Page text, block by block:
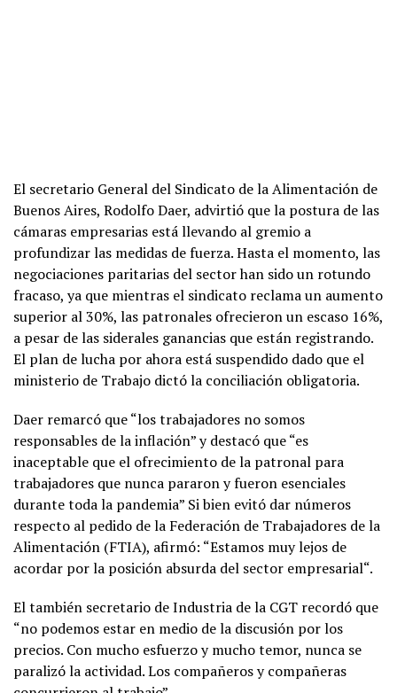
El secretario General del Sindicato de la Alimentación de
Buenos Aires, Rodolfo Daer, advirtió que la postura de las
cámaras empresarias está llevando al gremio a
profundizar las medidas de fuerza. Hasta el momento, las
negociaciones paritarias del sector han sido un rotundo
fracaso, ya que mientras el sindicato reclama un aumento
superior al 30%, las patronales ofrecieron un escaso 16%,
a pesar de las siderales ganancias que están registrando.
El plan de lucha por ahora está suspendido dado que el
ministerio de Trabajo dictó la conciliación obligatoria.
Daer remarcó que “los trabajadores no somos
responsables de la inflación” y destacó que “es
inaceptable que el ofrecimiento de la patronal para
trabajadores que nunca pararon y fueron esenciales
durante toda la pandemia” Si bien evitó dar números
respecto al pedido de la Federación de Trabajadores de la
Alimentación (FTIA), afirmó: “Estamos muy lejos de
acordar por la posición absurda del sector empresarial“.
El también secretario de Industria de la CGT recordó que
“no podemos estar en medio de la discusión por los
precios. Con mucho esfuerzo y mucho temor, nunca se
paralizó la actividad. Los compañeros y compañeras